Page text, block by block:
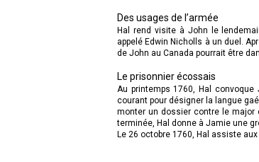
Des usages de l’armée
Hal rend visite à John le
appelé Edwin Nicholls à un duel.
de John au Canada pourrait être
Le prisonnier écossais
Au printemps 1760, Hal
courant pour désigner la langue
monter un dossier contre le major
terminée, Hal donne à Jamie une
Le 26 octobre 1760, Hal assiste